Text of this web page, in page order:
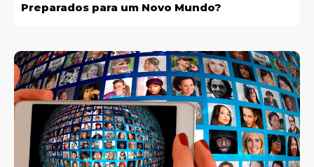
Preparados para um Novo Mundo?